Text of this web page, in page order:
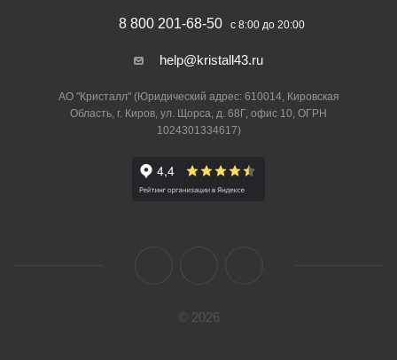
8 800 201-68-50 с 8:00 до 20:00
help@kristall43.ru
АО "Кристалл" (Юридический адрес: 610014, Кировская
Область, г. Киров, ул. Щорса, д. 68Г, офис 10, ОГРН
1024301334617)
© 2026